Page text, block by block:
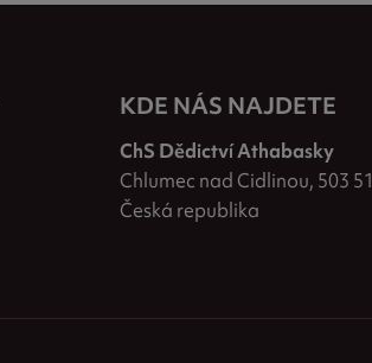
KDE NÁS NAJDETE
ChS Dědictví Athabasky
Chlumec nad Cidlinou, 503 51
Česká republika